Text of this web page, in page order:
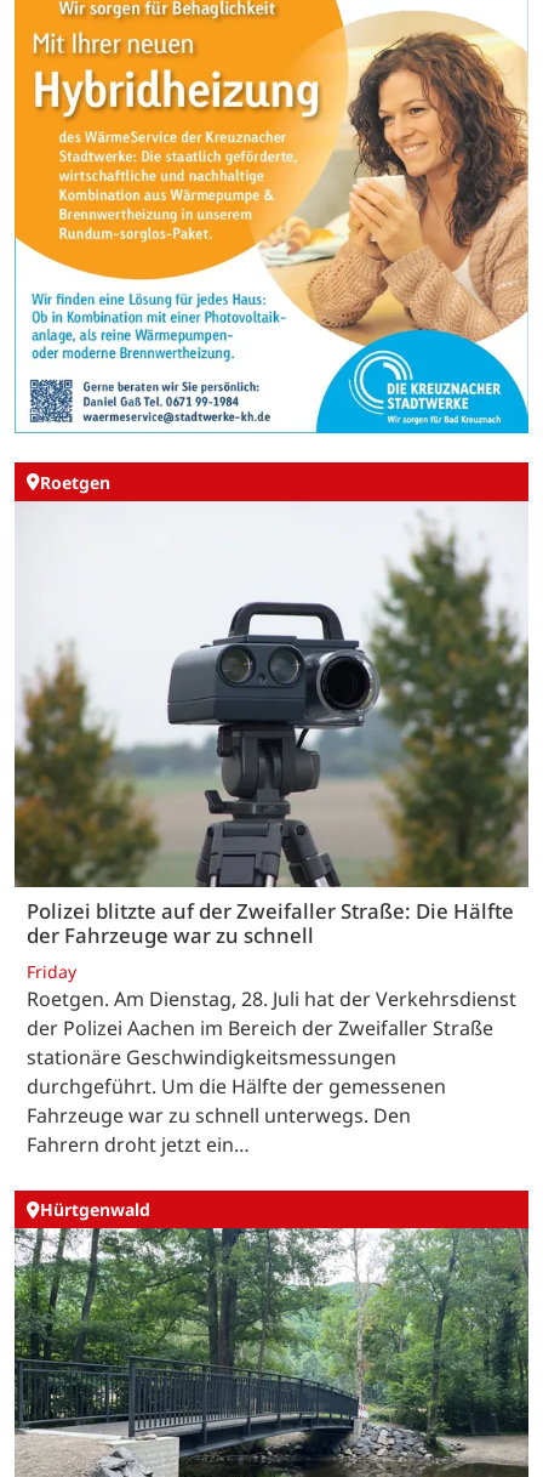
Roetgen
Polizei blitzte auf der Zweifaller Straße: Die Hälfte
der Fahrzeuge war zu schnell
Friday
Roetgen. Am Dienstag, 28. Juli hat der Verkehrsdienst
der Polizei Aachen im Bereich der Zweifaller Straße
stationäre Geschwindigkeitsmessungen
durchgeführt. Um die Hälfte der gemessenen
Fahrzeuge war zu schnell unterwegs. Den
Fahrern droht jetzt ein…
Hürtgenwald